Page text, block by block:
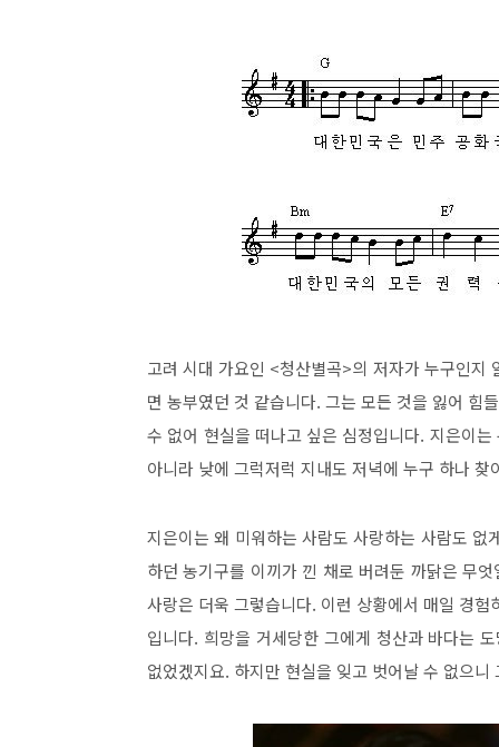
고려 시대 가요인 <청산별곡>의 저자가 누구인지
면 농부였던 것 같습니다. 그는 모든 것을 잃어 힘
수 없어 현실을 떠나고 싶은 심정입니다. 지은이
아니라 낮에 그럭저럭 지내도 저녁에 누구 하나
지은이는 왜 미워하는 사람도 사랑하는 사람도
하던 농기구를 이끼가 낀 채로 버려둔 까닭은 무
사랑은 더욱 그렇습니다. 이런 상황에서 매일 경
입니다. 희망을 거세당한 그에게 청산과 바다는
없었겠지요. 하지만 현실을 잊고 벗어날 수 없으